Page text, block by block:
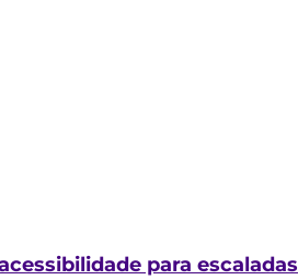
para escaladas